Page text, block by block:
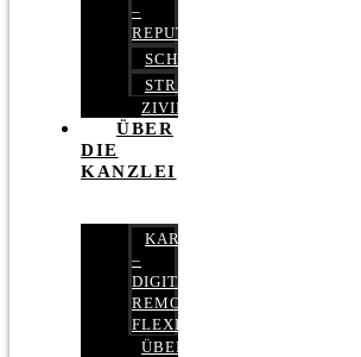
–
REPUTATIONSMANAGEMENT
SCHUFARECHT
STRAFRECHT
ZIVILRECHT
ÜBER
DIE
KANZLEI
KARRIERE
–
DIGITAL,
REMOTE,
FLEXIBEL
ÜBER